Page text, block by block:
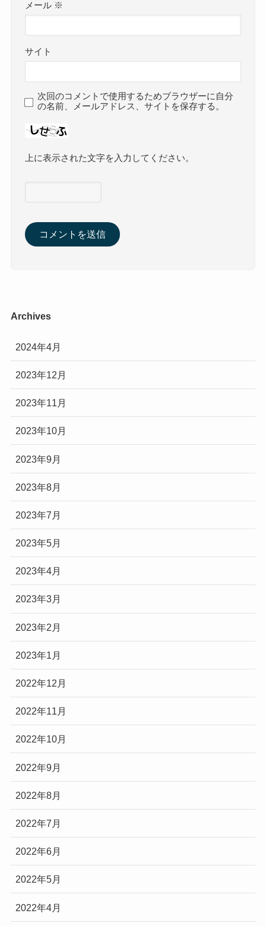
メール ※
サイト
次回のコメントで使用するためブラウザーに自分
の名前、メールアドレス、サイトを保存する。
上に表示された文字を入力してください。
Archives
2024年4月
2023年12月
2023年11月
2023年10月
2023年9月
2023年8月
2023年7月
2023年5月
2023年4月
2023年3月
2023年2月
2023年1月
2022年12月
2022年11月
2022年10月
2022年9月
2022年8月
2022年7月
2022年6月
2022年5月
2022年4月